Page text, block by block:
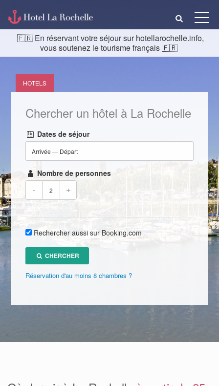
En réservant votre séjour sur hotellarochelle.info,
vous soutenez le tourisme français
HOTELS
Chercher un hôtel à La Rochelle
Dates de séjour
Arrivée— Départ
Nombre de personnes
- +
Rechercher aussi sur Booking.com
CHERCHER
Réservation d'au moins 8 chambres ?